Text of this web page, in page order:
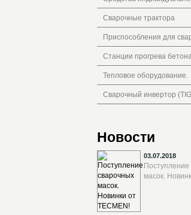
Сварочные трактора
Приспособления для
Станции прогрева
Тепловое оборудование.
Сварочный инвертор
Новости
03.07.2018
масок.